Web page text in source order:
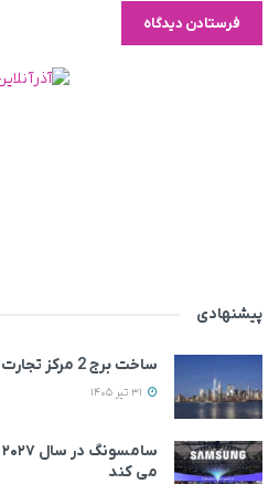
پیشنهادی
ساخت برج 2 مرکز تجارت جهانی دوباره آغاز شد + تصویر
می‌ کند